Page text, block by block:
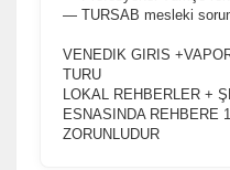
— TURSAB mesleki
VENEDIK GIRIS
TURU
LOKAL REHBERLER +
ESNASINDA REHBERE
ZORUNLUDUR